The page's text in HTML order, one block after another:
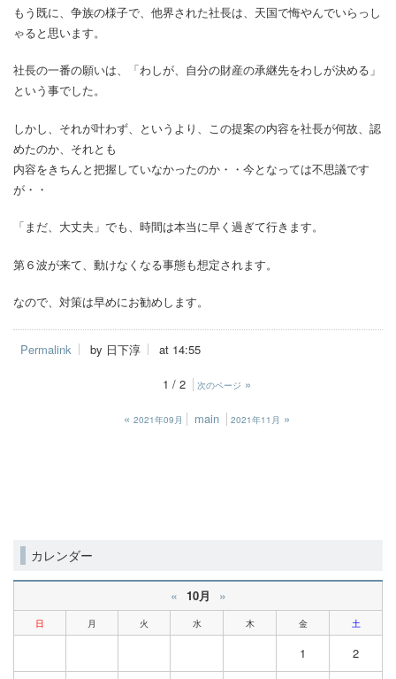
もう既に、争族の様子で、他界された社長は、天国で悔やんでいらっし
ゃると思います。
社長の一番の願いは、「わしが、自分の財産の承継先をわしが決める」
という事でした。
しかし、それが叶わず、というより、この提案の内容を社長が何故、認
めたのか、それとも
内容をきちんと把握していなかったのか・・今となっては不思議です
が・・
「まだ、大丈夫」でも、時間は本当に早く過ぎて行きます。
第６波が来て、動けなくなる事態も想定されます。
なので、対策は早めにお勧めします。
Permalink by 日下淳 at 14:55
1 / 2 次のページ »
« 2021年09月 main 2021年11月 »
カレンダー
« 10月 »
日 月 火 水 木 金 土
1 2